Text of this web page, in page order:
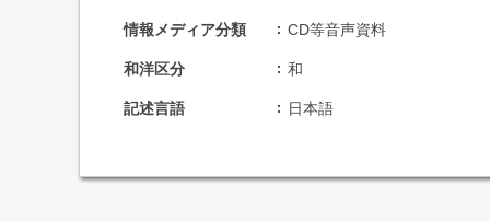
情報メディア分類 CD等音声資料
和洋区分 和
記述言語 日本語